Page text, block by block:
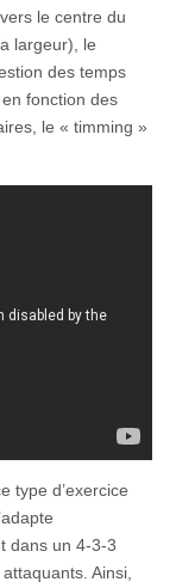
le centre du
largeur), le
des temps
fonction des
le « timming »
type d’exercice
dans un 4-3-3
Ainsi,